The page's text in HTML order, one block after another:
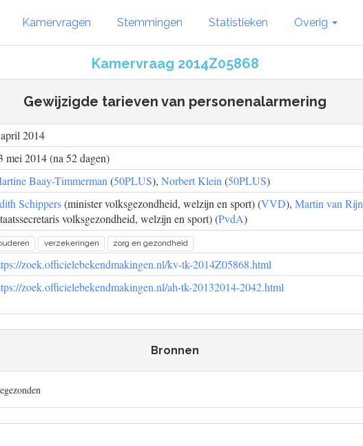
Kamervragen Stemmingen Statistieken Overig
Kamervraag 2014Z05868
Gewijzigde tarieven van personenalarmering
2014
mei 2014 (na 52 dagen)
Baay-Timmerman (50PLUS), Norbert Klein (50PLUS)
Schippers(minister volksgezondheid, welzijn en sport) (VVD), Martin van Rijn
volksgezondheid, welzijn en sport) (PvdA)
verzekeringen zorg en gezondheid
zoek.officielebekendmakingen.nl/kv-tk-2014Z05868.html
zoek.officielebekendmakingen.nl/ah-tk-20132014-2042.html
Bronnen